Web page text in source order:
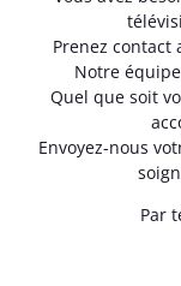
Prenez contact
Notre
Quel que soit
Envoyez-nous
Par